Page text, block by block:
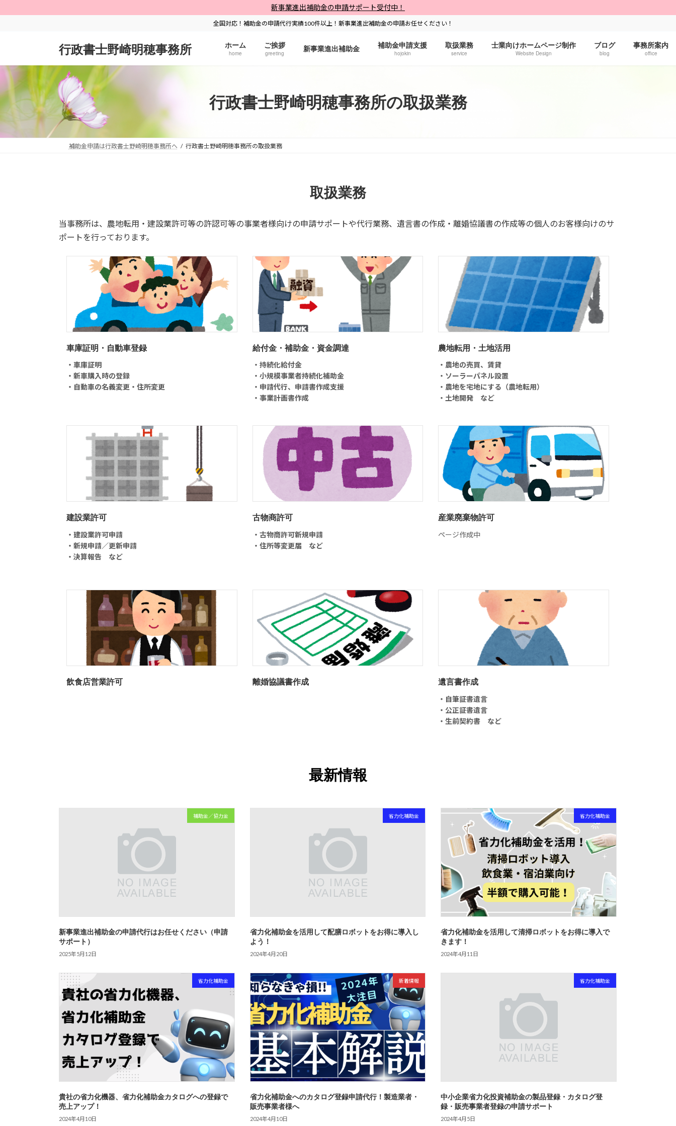
ン
へ
キ
ッ
ビ
ョ
に
移
新事業進出補助金の申請サポート受付中！
全国対応！補助金の申請代行実績100件以上！新事業進出補助金の申請お任せください！
行政書士野崎明穂事務所 ホーム
home
ご挨拶
greeting 新事業進出補助金 補助金申請支援
hojokin
取扱業務
service
士業向けホームページ制作
Website Design
ブログ
blog
事務所案内
office
行政書士野崎明穂事務所の取扱業務
補助金申請は行政書士野崎明穂事務所へ 行政書士野崎明穂事務所の取扱業務
取扱業務
当事務所は、農地転用・建設業許可等の許認可等の事業者様向けの申請サポートや代行業務、遺言書の作成・離婚協議書の作成等の個人のお客様向けのサ
ポートを行っております。
車庫証明・自動車登録
・車庫証明
・新車購入時の登録
・自動車の名義変更・住所変更
給付金・補助金・資金調達
・持続化給付金
・小規模事業者持続化補助金
・申請代行、申請書作成支援
・事業計画書作成
農地転用・土地活用
・農地の売買、賃貸
・ソーラーパネル設置
・農地を宅地にする（農地転用）
・土地開発 など
建設業許可
・建設業許可申請
・新規申請／更新申請
・決算報告 など
古物商許可
・古物商許可新規申請
・住所等変更届 など
産業廃棄物許可
ページ作成中
飲食店営業許可 離婚協議書作成 遺言書作成
・自筆証書遺言
・公正証書遺言
・生前契約書 など
最新情報
補助金／協力金
新事業進出補助金の申請代行はお任せください（申請
サポート）
2025年5月12日
省力化補助金
省力化補助金を活用して配膳ロボットをお得に導入し
よう！
2024年4月20日
省力化補助金
省力化補助金を活用して清掃ロボットをお得に導入で
きます！
2024年4月11日
省力化補助金
貴社の省力化機器、省力化補助金カタログへの登録で
売上アップ！
2024年4月10日
新着情報
省力化補助金へのカタログ登録申請代行！製造業者・
販売事業者様へ
2024年4月10日
省力化補助金
中小企業省力化投資補助金の製品登録・カタログ登
録・販売事業者登録の申請サポート
2024年4月5日